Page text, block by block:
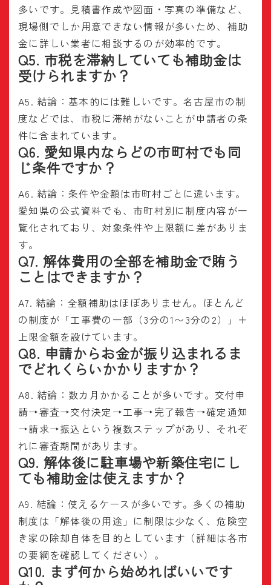
多いです。見積書作成や図面・写真の準備など、
現場側でしか用意できない情報が多いため、補助
金に詳しい業者に相談するのが効率的です。
Q5. 市税を滞納していても補助金は
受けられますか？
A5. 結論：基本的には難しいです。名古屋市の制
度などでは、市税に滞納がないことが申請者の条
件に含まれています。
Q6. 愛知県内ならどの市町村でも同
じ条件ですか？
A6. 結論：条件や金額は市町村ごとに違います。
愛知県の公式資料でも、市町村別に制度内容が一
覧化されており、対象条件や上限額に差がありま
す。
Q7. 解体費用の全部を補助金で賄う
ことはできますか？
A7. 結論：全額補助はほぼありません。ほとんど
の制度が「工事費の一部（3分の1〜3分の2）」＋
上限金額を設けています。
Q8. 申請からお金が振り込まれるま
でどれくらいかかりますか？
A8. 結論：数カ月かかることが多いです。交付申
請→審査→交付決定→工事→完了報告→確定通知
→請求→振込という複数ステップがあり、それぞ
れに審査期間があります。
Q9. 解体後に駐車場や新築住宅にし
ても補助金は使えますか？
A9. 結論：使えるケースが多いです。多くの補助
制度は「解体後の用途」に制限は少なく、危険空
き家の除却自体を目的としています（詳細は各市
の要綱を確認してください）。
Q10. まず何から始めればいいです